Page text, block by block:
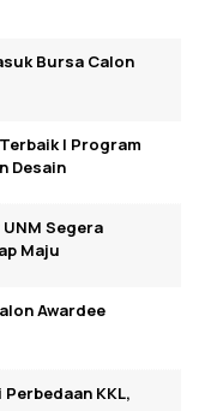
Bursa Calon
I Program
Desain
Segera
Maju
Awardee
KKL,